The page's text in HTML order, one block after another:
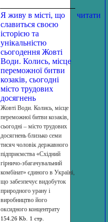
Я живу в місті, що
славиться своєю
історією та
унікальністю
сьогодення Жовті
Води. Колись, місце
переможної битви
козаків, сьогодні
місто трудових
досягнень
Жовті Води. Колись, місце
переможної битви козаків,
сьогодні – місто трудових
досягнень близько семи
тисяч чоловік державного
підприємства «Східний
гірничо-збагачувальний
комбінат» єдиного в Україні,
що забезпечує видобуток
природного урану і
виробництво його
оксидного концентрату
154.26 Kb. 1 стр.
читати